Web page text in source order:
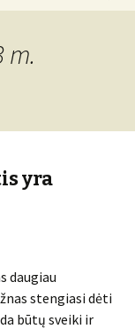
m.
yra
daugiau
stengiasi dėti
būtų sveiki ir